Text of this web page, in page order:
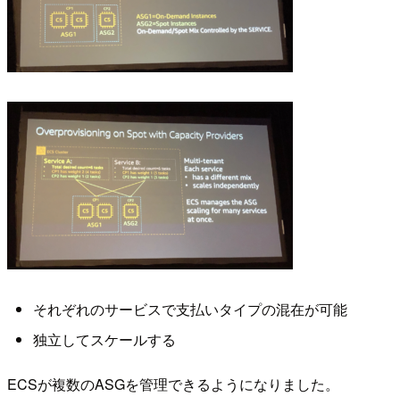
それぞれのサービスで支払いタイプの混在が可能
独立してスケールする
ECSが複数のASGを管理できるようになりました。